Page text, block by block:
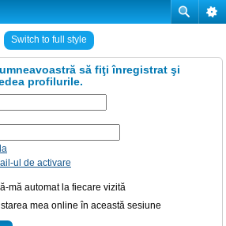
Switch to full style
să fiţi înregistrat şi
profilurile.
ul de activare
mă automat la fiecare vizită
mea online în această sesiune